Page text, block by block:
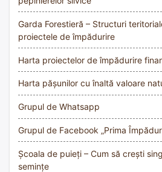
Garda Forestieră – Structuri
proiectele de împădurire
Harta proiectelor de împădurire
Harta pășunilor cu înaltă valoare
Grupul de Whatsapp
Grupul de Facebook „Prima
Școala de puieți – Cum să crești
semințe